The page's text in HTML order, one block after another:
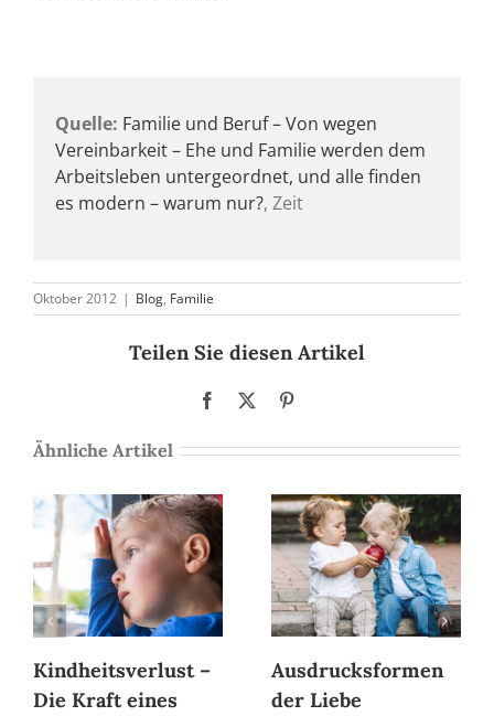
Quelle: Familie und Beruf – Von wegen
Vereinbarkeit – Ehe und Familie werden dem
Arbeitsleben untergeordnet, und alle finden
es modern – warum nur?, Zeit
Oktober 2012 | Blog, Familie
Teilen Sie diesen Artikel
Facebook
Ähnliche Artikel
Kindheitsverlust –
Die Kraft eines
Ausdrucksformen
der Liebe